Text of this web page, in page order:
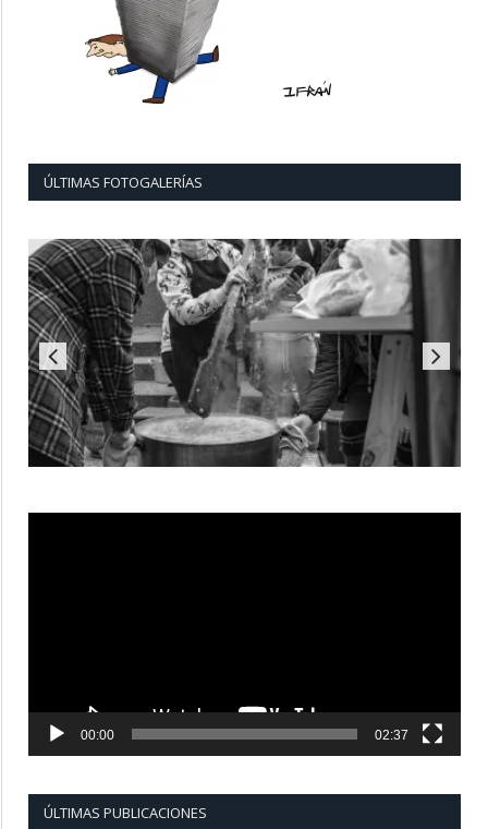
ÚLTIMAS FOTOGALERÍAS
00:00 02:37
ÚLTIMAS PUBLICACIONES